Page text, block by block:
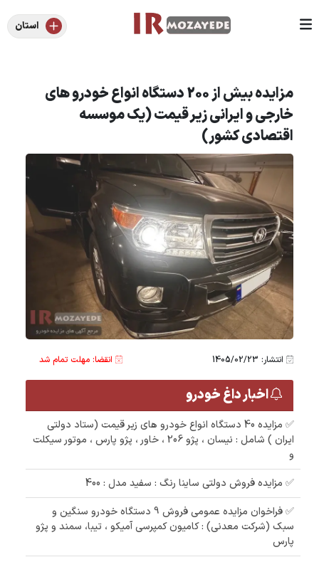
استان
مزایده بیش از 200 دستگاه انواع خودرو های
خارجی و ایرانی زیر قیمت (یک موسسه
اقتصادی کشور)
انتشار: 1405/02/23 انقضا: مهلت تمام شد
اخبار داغ خودرو
✅ مزایده 40 دستگاه انواع خودرو های زیر قیمت (ستاد دولتی
ایران ) شامل : نیسان ، پژو 206 ، خاور ، پژو پارس ، موتور سیکلت
و
✅ مزایده فروش دولتی ساینا رنگ : سفید مدل : 400
✅ فراخوان مزایده عمومی فروش 9 دستگاه خودرو سنگین و
سبک (شرکت معدنی) : کامیون کمپرسی آمیکو ، تیبا، سمند و پژو
پارس